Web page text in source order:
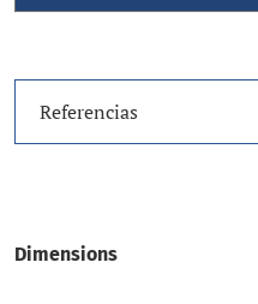
Dimensions
Referencias